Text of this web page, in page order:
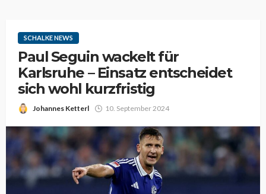
SCHALKE NEWS
Paul Seguin wackelt für
Karlsruhe – Einsatz entscheidet
sich wohl kurzfristig
Johannes Ketterl 10. September 2024